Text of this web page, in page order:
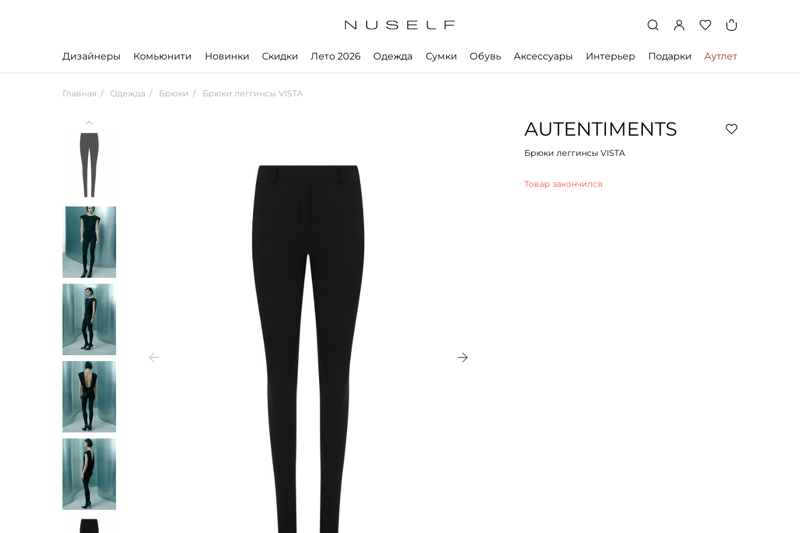
Дизайнеры Комьюнити Новинки Скидки Лето 2026 Одежда Сумки Обувь Аксессуары Интерьер Подарки Аутлет
Главная Одежда Брюки Брюки леггинсы VISTA
AUTENTIMENTS
Брюки леггинсы VISTA
Товар закончился